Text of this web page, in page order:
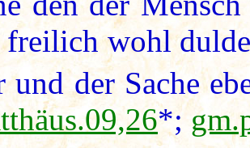
freilich wohl
und der Sache
*;